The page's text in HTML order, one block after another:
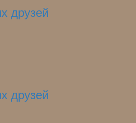
друзей
друзей